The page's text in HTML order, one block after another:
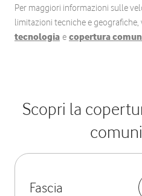
Per maggiori informazioni sulle
limitazioni tecniche e geografiche,
tecnologia e copertura
Scopri la
Fascia